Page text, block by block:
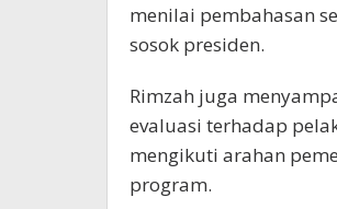
menilai pembahasan
sosok presiden.
Rimzah juga
evaluasi terhadap
mengikuti arahan
program.